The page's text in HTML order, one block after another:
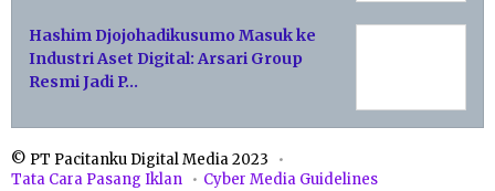
Hashim Djojohadikusumo Masuk ke
Industri Aset Digital: Arsari Group
Resmi Jadi P…
© PT Pacitanku Digital Media 2023
Tata Cara Pasang Iklan
Cyber Media Guidelines